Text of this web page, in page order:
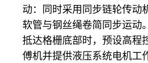
动：同时采用同步链轮传动
软管与钢丝绳卷简同步运动
抵达格栅底部时，预设高程
傅机并提供液压系统电机工